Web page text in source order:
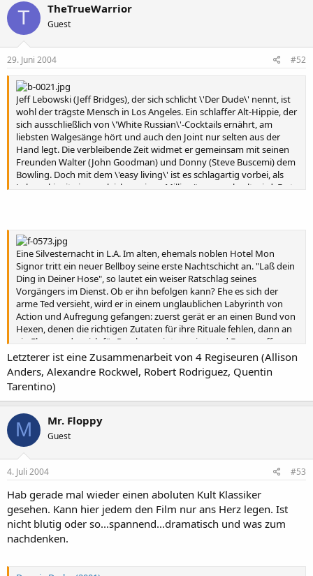
T TheTrueWarrior
Guest
29. Juni 2004 #52
Jeff Lebowski (Jeff Bridges), der sich schlicht \'Der Dude\' nennt, ist
wohl der trägste Mensch in Los Angeles. Ein schlaffer Alt-Hippie, der
sich ausschließlich von \'White Russian\'-Cocktails ernährt, am
liebsten Walgesänge hört und auch den Joint nur selten aus der
Hand legt. Die verbleibende Zeit widmet er gemeinsam mit seinen
Freunden Walter (John Goodman) und Donny (Steve Buscemi) dem
Bowling. Doch mit dem \'easy living\' ist es schlagartig vorbei, als
Lebowski mit einem gleichnamigen Millionär verwechselt wird. Erst
entführt und der "echte" Mr. Lebowski (David Huddleston) heuert
seinen Namensvetter als Lösegeldkurier an. Als der \'Dude\' auch
noch die Geldübergabe vermasselt, geht der Ärger erst richtig los...
Eine Silvesternacht in L.A. Im alten, ehemals noblen Hotel Mon
Signor tritt ein neuer Bellboy seine erste Nachtschicht an. "Laß dein
Ding in Deiner Hose", so lautet ein weiser Ratschlag seines
Vorgängers im Dienst. Ob er ihn befolgen kann? Ehe es sich der
arme Ted versieht, wird er in einem unglaublichen Labyrinth von
Action und Aufregung gefangen: zuerst gerät er an einen Bund von
Hexen, denen die richtigen Zutaten für ihre Rituale fehlen, dann an
ein Ehepaar, das sich für Psychosex interessiert und Feuerwaffen
gleich parat hat. Als nächsten an einen Gangstervater, der einen
Trottel als Babysitter für seine ungezogenen Kinder sucht.
Schließlich landet er bei der grausamsten Wette seines Lebens, zu
der ein Beil, ein Hackbrett und ein Kübel benötigt werden.
Letzterer ist eine Zusammenarbeit von 4 Regiseuren (Allison
Anders, Alexandre Rockwel, Robert Rodriguez, Quentin
Tarentino)
M Mr. Floppy
Guest
4. Juli 2004 #53
Hab gerade mal wieder einen aboluten Kult Klassiker
gesehen. Kann hier jedem den Film nur ans Herz legen. Ist
nicht blutig oder so...spannend...dramatisch und was zum
nachdenken.